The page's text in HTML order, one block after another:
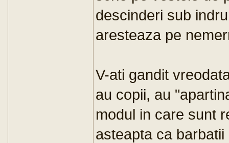
descinderi sub
aresteaza pe
V-ati gandit
au copii, au
modul in care sunt
asteapta ca